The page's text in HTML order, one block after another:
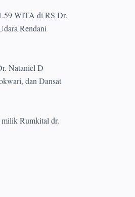
WITA di RS Dr.
Rendani
Nataniel D
dan Dansat
Rumkital dr.